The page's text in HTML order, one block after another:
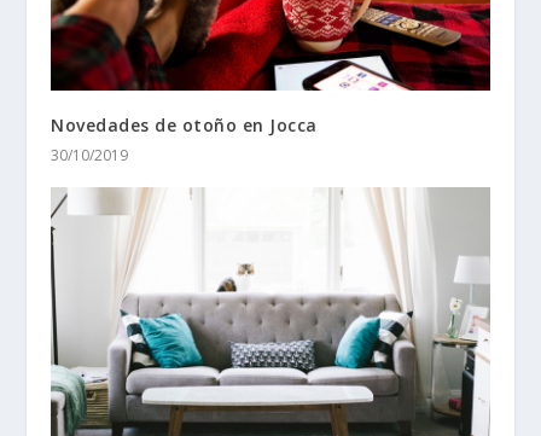
Novedades de otoño en Jocca
30/10/2019